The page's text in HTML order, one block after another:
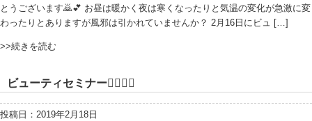
とうございます🙇💕 お昼は暖かく夜は寒くなったりと気温の変化が急激に変
わったりとありますが風邪は引かれていませんか？ 2月16日にビュ […]
>>続きを読む
ビューティセミナー💆🏻‍♀️✨
投稿日：2019年2月18日